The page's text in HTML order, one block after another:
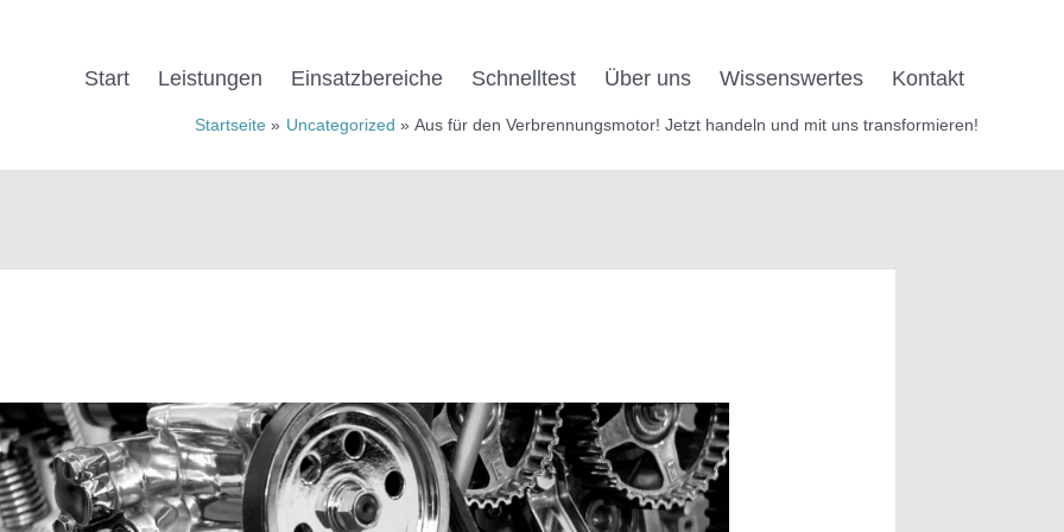
Start Leistungen Einsatz­be­reiche Schnelltest Über uns Wissens­wertes Kontakt
Startseite Uncategorized Aus für den Verbrennungsmotor! Jetzt handeln und mit uns transformieren!